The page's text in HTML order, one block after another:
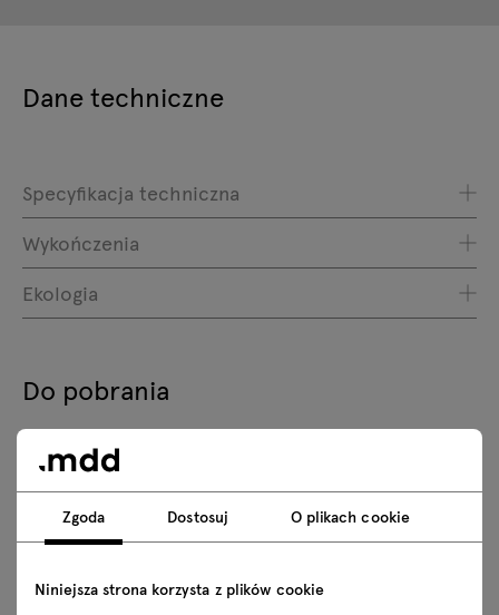
Dane techniczne
Specyfikacja techniczna
Wykończenia
Ekologia
Do pobrania
Pobierz
Zdjęcia Lookbook
Katalog
Zasady użytkowania
Zgoda Dostosuj O plikach cookie
Niniejsza strona korzysta z plików cookie